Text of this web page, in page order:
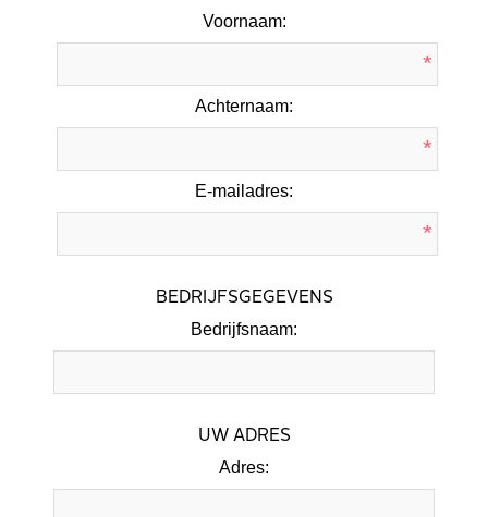
Voornaam:
*
Achternaam:
*
E-mailadres:
*
BEDRIJFSGEGEVENS
Bedrijfsnaam:
UW ADRES
Adres: